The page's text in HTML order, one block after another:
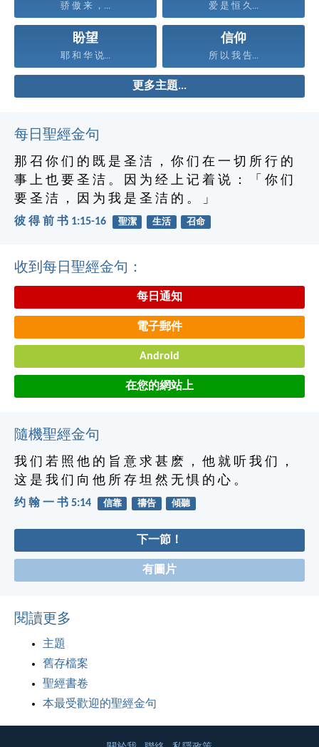
骄 傲 来 ，... 爱 是 恒 久...
盼望
耶 和 华 说...
信仰
所 以 我 告...
更多主題...
每日聖經金句
那 召 你 们 的 既 是 圣 洁 ， 你 们 在 一 切 所 行 的
事 上 也 要 圣 洁 。 因 为 经 上 记 着 说 ： 「 你 们
要 圣 洁 ， 因 为 我 是 圣 洁 的 。 」
彼 得 前 书 1:15-16 聖潔 生活 召命
收到每日聖經金句：
每日通知
電子郵件
Android
在您的網站上
隨機聖經金句
我 们 若 照 他 的 旨 意 求 甚 麽 ， 他 就 听 我 们 ，
这 是 我 们 向 他 所 存 坦 然 无 惧 的 心 。
约 翰 一 书 5:14 信靠 禱告 傾聽
下一節！
有圖片
閱讀更多
主題
舊存檔案
聖經書卷
本最受歡迎的聖經金句